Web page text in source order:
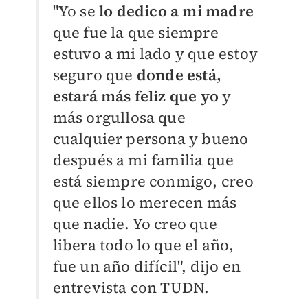
"Yo se lo dedico a mi madre
que fue la que siempre
estuvo a mi lado y que estoy
seguro que donde está,
estará más feliz que yo y
más orgullosa que
cualquier persona y bueno
después a mi familia que
está siempre conmigo, creo
que ellos lo merecen más
que nadie. Yo creo que
libera todo lo que el año,
fue un año difícil", dijo en
entrevista con TUDN.